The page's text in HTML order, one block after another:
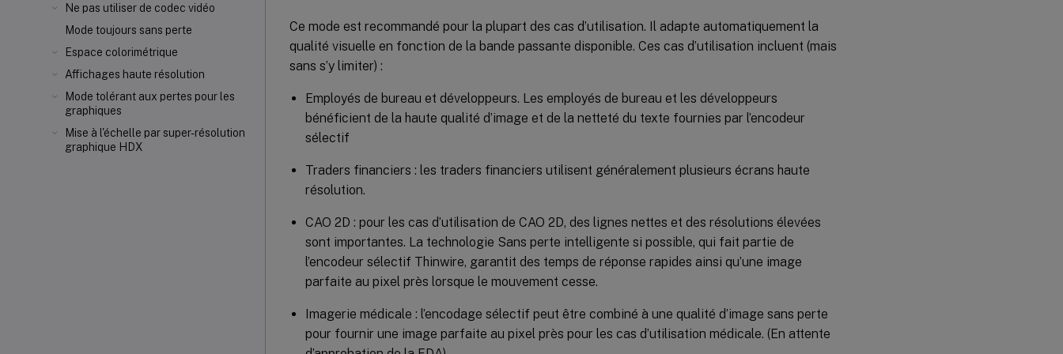
Ne pas utiliser de codec vidéo
Mode toujours sans perte
Espace colorimétrique
Affichages haute résolution
Mode tolérant aux pertes pour les
graphiques
Mise à l'échelle par super-résolution
graphique HDX
Ce mode est recommandé pour la plupart des cas d’utilisation. Il adapte automatiquement la
qualité visuelle en fonction de la bande passante disponible. Ces cas d’utilisation incluent (mais
sans s’y limiter) :
Employés de bureau et développeurs. Les employés de bureau et les développeurs
bénéficient de la haute qualité d’image et de la netteté du texte fournies par l’encodeur
sélectif
Traders financiers : les traders financiers utilisent généralement plusieurs écrans haute
résolution.
CAO 2D : pour les cas d’utilisation de CAO 2D, des lignes nettes et des résolutions élevées
sont importantes. La technologie Sans perte intelligente si possible, qui fait partie de
l’encodeur sélectif Thinwire, garantit des temps de réponse rapides ainsi qu’une image
parfaite au pixel près lorsque le mouvement cesse.
Imagerie médicale : l’encodage sélectif peut être combiné à une qualité d’image sans perte
pour fournir une image parfaite au pixel près pour les cas d’utilisation médicale. (En attente